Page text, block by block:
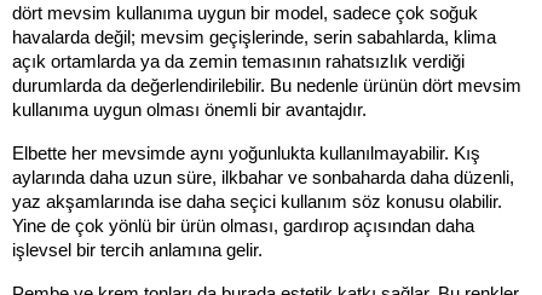
dört mevsim kullanıma uygun bir model, sadece çok soğuk
havalarda değil; mevsim geçişlerinde, serin sabahlarda, klima
açık ortamlarda ya da zemin temasının rahatsızlık verdiği
durumlarda da değerlendirilebilir. Bu nedenle ürünün dört mevsim
kullanıma uygun olması önemli bir avantajdır.
Elbette her mevsimde aynı yoğunlukta kullanılmayabilir. Kış
aylarında daha uzun süre, ilkbahar ve sonbaharda daha düzenli,
yaz akşamlarında ise daha seçici kullanım söz konusu olabilir.
Yine de çok yönlü bir ürün olması, gardırop açısından daha
işlevsel bir tercih anlamına gelir.